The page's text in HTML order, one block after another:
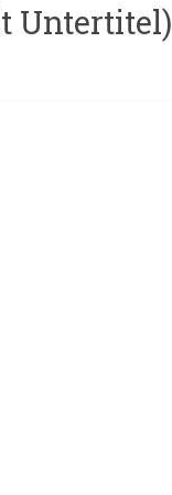
Untertitel)